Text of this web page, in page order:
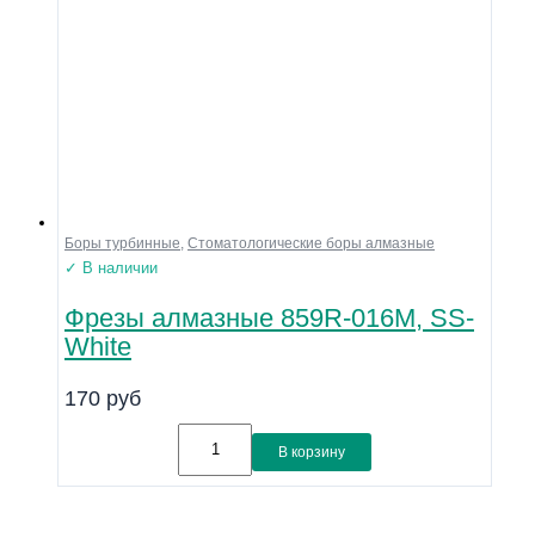
Боры турбинные, Стоматологические боры алмазные
✓ В наличии
Фрезы алмазные 859R-016M, SS-
White
170 руб
В корзину